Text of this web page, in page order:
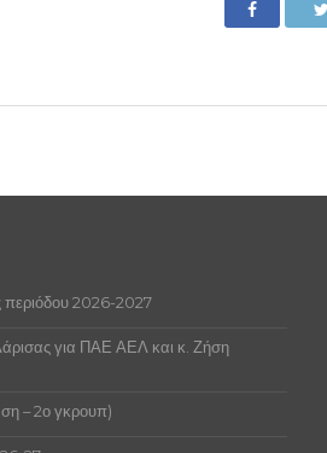
περιόδου 2026-2027
για ΠΑΕ ΑΕΛ και κ. Ζήση
– 2ο γκρουπ)